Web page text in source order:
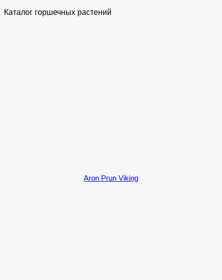
Каталог горшечных растений
Aron Prun Viking